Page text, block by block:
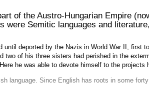
of the Austro-Hungarian Empire
Semitic languages and
deported by the Nazis in World War II, first
of his three sisters had perished in the
he was able to devote himself to the projects
language. Since English has roots in some